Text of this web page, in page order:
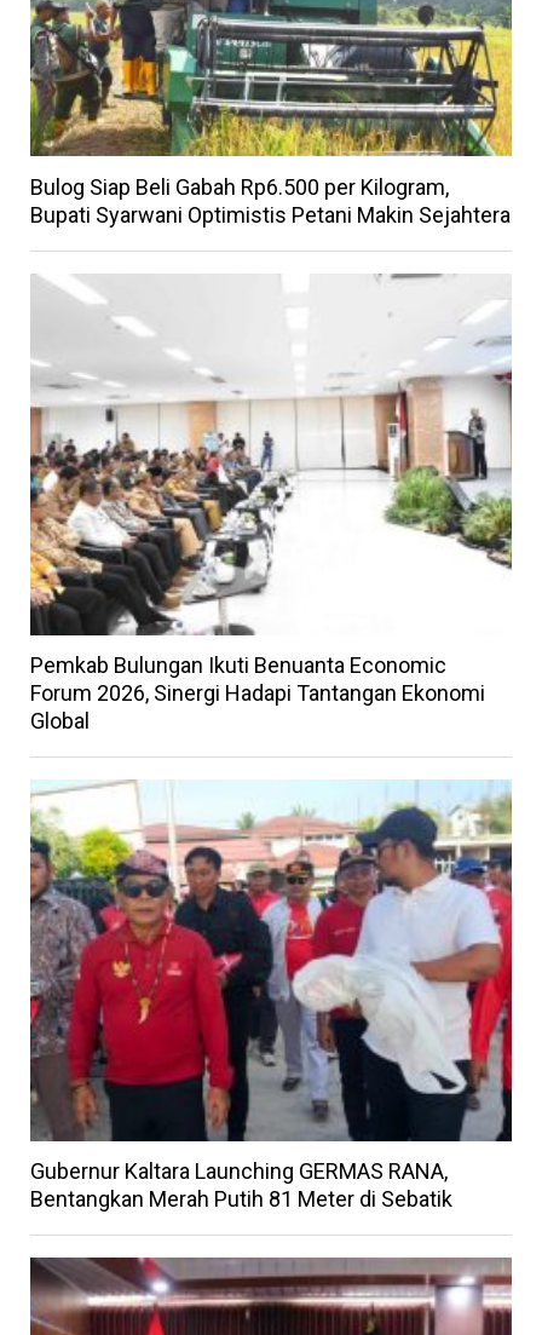
Bulog Siap Beli Gabah Rp6.500 per Kilogram,
Bupati Syarwani Optimistis Petani Makin Sejahtera
Pemkab Bulungan Ikuti Benuanta Economic
Forum 2026, Sinergi Hadapi Tantangan Ekonomi
Global
Gubernur Kaltara Launching GERMAS RANA,
Bentangkan Merah Putih 81 Meter di Sebatik